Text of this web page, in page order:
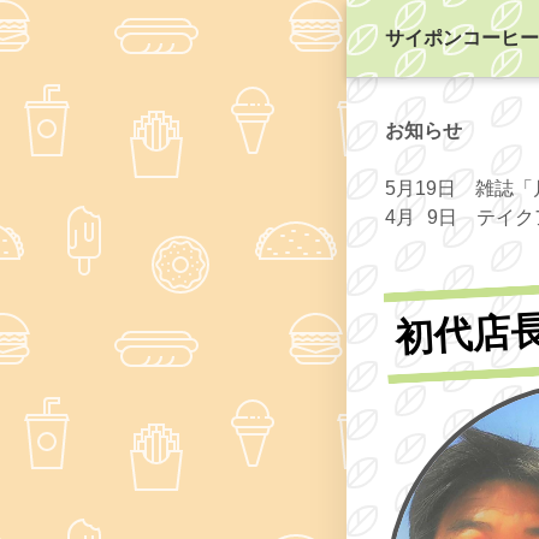
サイポンコーヒー
お知らせ
5月19日 雑誌「
4月 9日 テイク
初代店